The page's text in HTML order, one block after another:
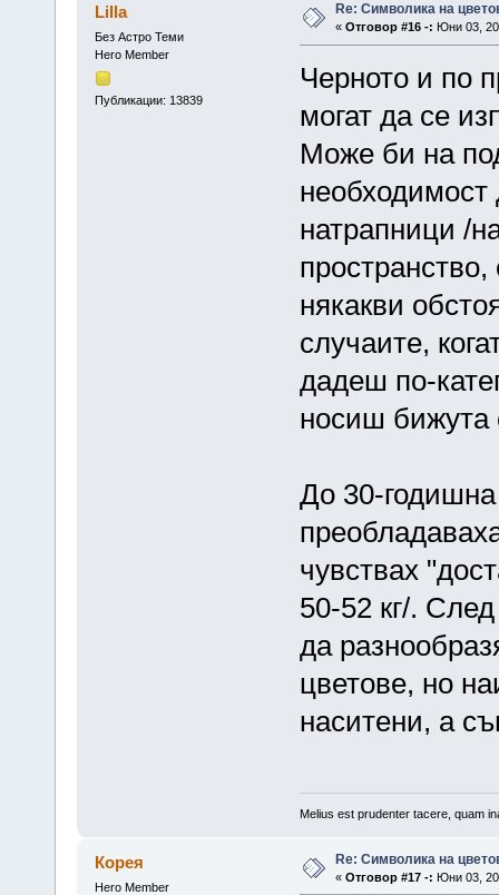
Lilla
Без Астро Теми
Hero Member
Публикации: 13839
Re: Символика на
« Отговор #16 -: Юни 03,
Черното и по
могат да се
Може би на
натрапници /
някакви
случаите,
дадеш по-
носиш бижута
До 30-
чувствах
50-52 кг/.
да
цветове, но
наситени, а
Melius est prudenter tacere, quam
Корея
Hero Member
Re: Символика на
« Отговор #17 -: Юни 03,